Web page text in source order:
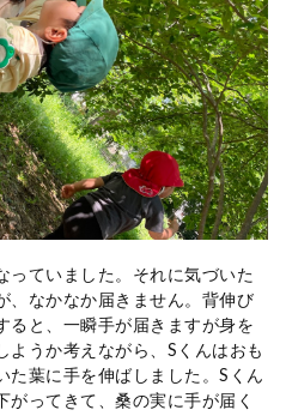
っていました。それに気づいた
、なかなか届きません。背伸び
ると、一瞬手が届きますが身を
ようか考えながら、Sくんはおも
た葉に手を伸ばしました。Sくん
ってきて、桑の実に手が届く